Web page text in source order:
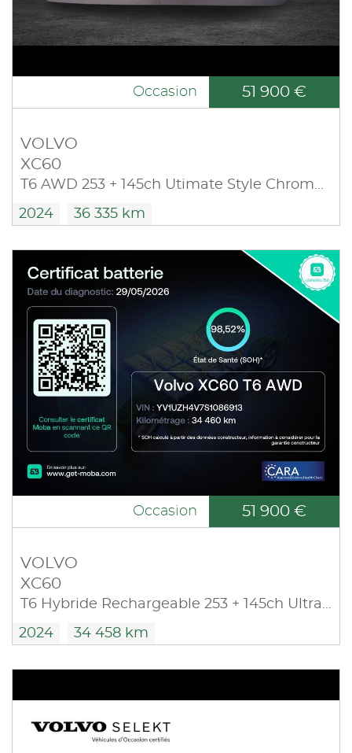
Occasion 51 900 €
VOLVO
XC60
T6 AWD 253 + 145ch Utimate Style Chrome Geartronic
2024 36 335 km
Occasion 51 900 €
VOLVO
XC60
T6 Hybride Rechargeable 253 + 145ch Ultra Style Chrome Geartronic 8 AWD
2024 34 458 km